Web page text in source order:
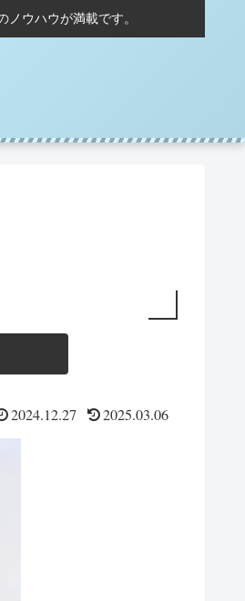
ウハウが満載です。
2024.12.27 2025.03.06